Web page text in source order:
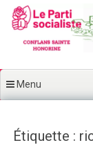
Aller au contenu
Menu
Étiquette :